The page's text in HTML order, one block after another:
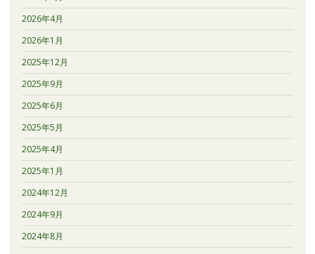
2026年4月
2026年1月
2025年12月
2025年9月
2025年6月
2025年5月
2025年4月
2025年1月
2024年12月
2024年9月
2024年8月